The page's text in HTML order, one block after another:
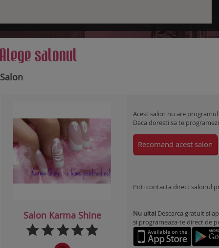
Alege salonul
Salon
Salon Karma Shine
Acest salon nu are
Daca doresti sa te
Recomand acest salon
Poti contacta direct salonul
Nu uita! Descarca gratuit si
si programeaza-te direct de